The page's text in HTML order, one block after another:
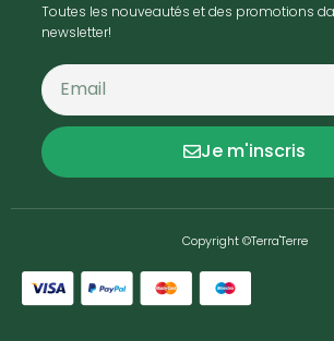
Toutes les nouveautés et des promotions
newsletter!
Je m'inscris
Copyright ©Terra'Terre